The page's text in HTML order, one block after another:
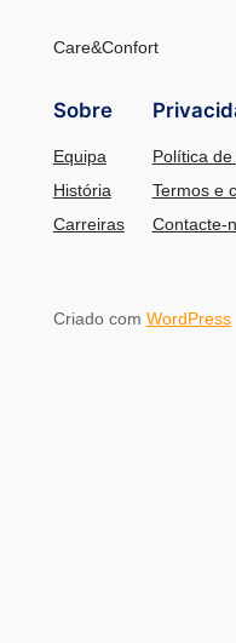
Care&Confort
Sobre
Equipa
História
Carreiras
Política
Termos e
Contacte-
Criado com WordPress